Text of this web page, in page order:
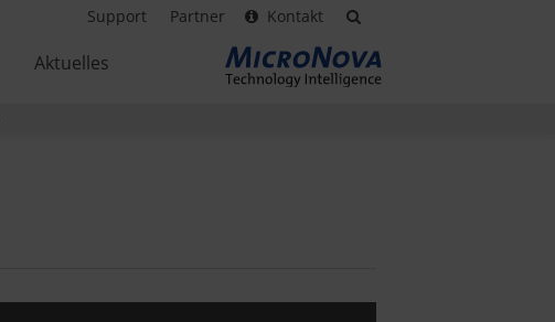
Support Partner Kontakt
Aktuelles